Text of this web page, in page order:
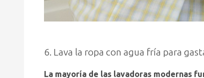
6. Lava la ropa con agua fría para
La mayoría de las lavadoras modernas